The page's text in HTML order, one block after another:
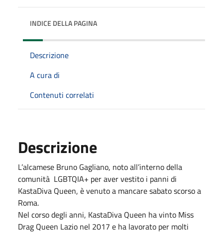
INDICE DELLA PAGINA
Descrizione
A cura di
Contenuti correlati
Descrizione
L’alcamese Bruno Gagliano, noto all’interno della
comunità LGBTQIA+ per aver vestito i panni di
KastaDiva Queen, è venuto a mancare sabato scorso a
Roma.
Nel corso degli anni, KastaDiva Queen ha vinto Miss
Drag Queen Lazio nel 2017 e ha lavorato per molti